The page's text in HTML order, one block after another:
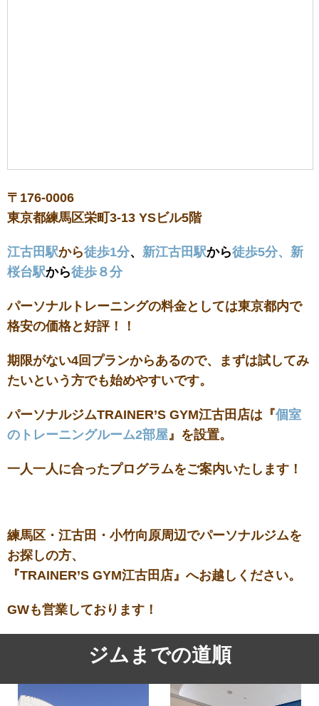
〒176-0006
東京都練馬区栄町3-13 YSビル5階
江古田駅から徒歩1分、 新江古田駅から徒歩5分、新
桜台駅から徒歩８分
パーソナルトレーニングの料金としては東京都内で
格安の価格と好評！！
期限がない4回プランからあるので、まずは試してみ
たいという方でも始めやすいです。
パーソナルジムTRAINER’S GYM江古田店は『個室
のトレーニングルーム2部屋』を設置。
一人一人に合ったプログラムをご案内いたします！
練馬区・江古田・小竹向原周辺でパーソナルジムを
お探しの方、
『TRAINER’S GYM江古田店』へお越しください。
GWも営業しております！
ジムまでの道順